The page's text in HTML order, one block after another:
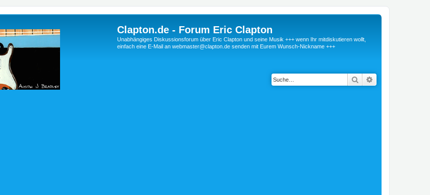
Clapton.de - Forum Eric Clapton
Unabhängiges Diskussionsforum über Eric Clapton und seine Musik +++ wenn Ihr mitdiskutieren wollt,
einfach eine E-Mail an webmaster@clapton.de senden mit Eurem Wunsch-Nickname +++
Suche